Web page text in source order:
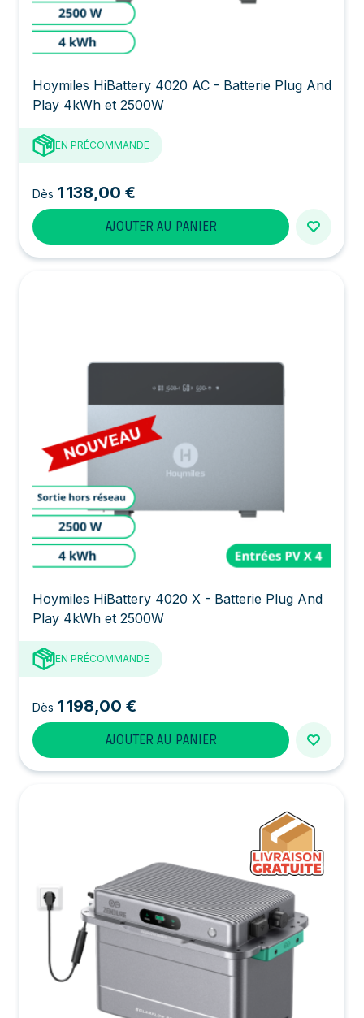
Hoymiles HiBattery 4020 AC - Batterie Plug And
Play 4kWh et 2500W
EN PRÉCOMMANDE
Dès 1 138,00 €
AJOUTER AU PANIER
Hoymiles HiBattery 4020 X - Batterie Plug And
Play 4kWh et 2500W
EN PRÉCOMMANDE
Dès 1 198,00 €
AJOUTER AU PANIER